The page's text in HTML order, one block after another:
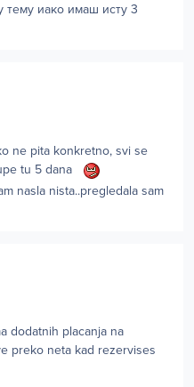
тему иако имаш исту 3
ne pita konkretno, svi se
tu 5 dana
nasla nista..pregledala sam
dodatnih placanja na
preko neta kad rezervises